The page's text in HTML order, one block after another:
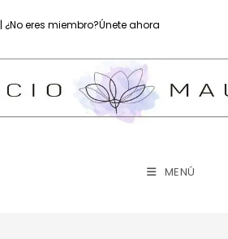
| ¿No eres miembro?Únete ahora
MENÚ